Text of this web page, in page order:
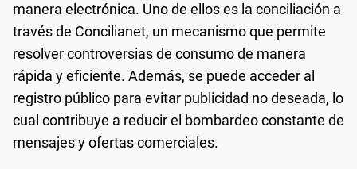
manera electrónica. Uno de ellos es la conciliación a
través de Concilianet, un mecanismo que permite
resolver controversias de consumo de manera
rápida y eficiente. Además, se puede acceder al
registro público para evitar publicidad no deseada, lo
cual contribuye a reducir el bombardeo constante de
mensajes y ofertas comerciales.